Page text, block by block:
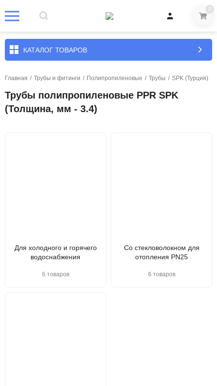
0
КАТАЛОГ ТОВАРОВ
Главная / Трубы и фитинги / Полипропиленовые / Трубы / SPK (Турция)
Трубы полипропиленовые PPR SPK
(Толщина, мм - 3.4)
Для холодного и горячего
водоснабжения
6 товаров
Со стекловолокном для
отопления PN25
6 товаров